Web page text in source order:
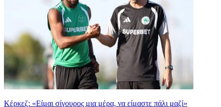
Κέρκεζ: «Είμαι σίγουρος μια μέρα, να είμαστε πάλι μαζί»